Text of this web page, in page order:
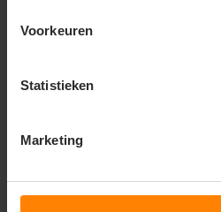
Voorkeuren
Statistieken
Marketing
store Bezoek onze showroom:
Dit vind je
Items van productcarrousel